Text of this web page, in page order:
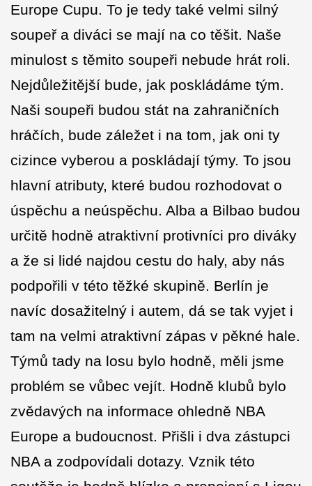
Europe Cupu. To je tedy také velmi silný
soupeř a diváci se mají na co těšit. Naše
minulost s těmito soupeři nebude hrát roli.
Nejdůležitější bude, jak poskládáme tým.
Naši soupeři budou stát na zahraničních
hráčích, bude záležet i na tom, jak oni ty
cizince vyberou a poskládají týmy. To jsou
hlavní atributy, které budou rozhodovat o
úspěchu a neúspěchu. Alba a Bilbao budou
určitě hodně atraktivní protivníci pro diváky
a že si lidé najdou cestu do haly, aby nás
podpořili v této těžké skupině. Berlín je
navíc dosažitelný i autem, dá se tak vyjet i
tam na velmi atraktivní zápas v pěkné hale.
Týmů tady na losu bylo hodně, měli jsme
problém se vůbec vejít. Hodně klubů bylo
zvědavých na informace ohledně NBA
Europe a budoucnost. Přišli i dva zástupci
NBA a zodpovídali dotazy. Vznik této